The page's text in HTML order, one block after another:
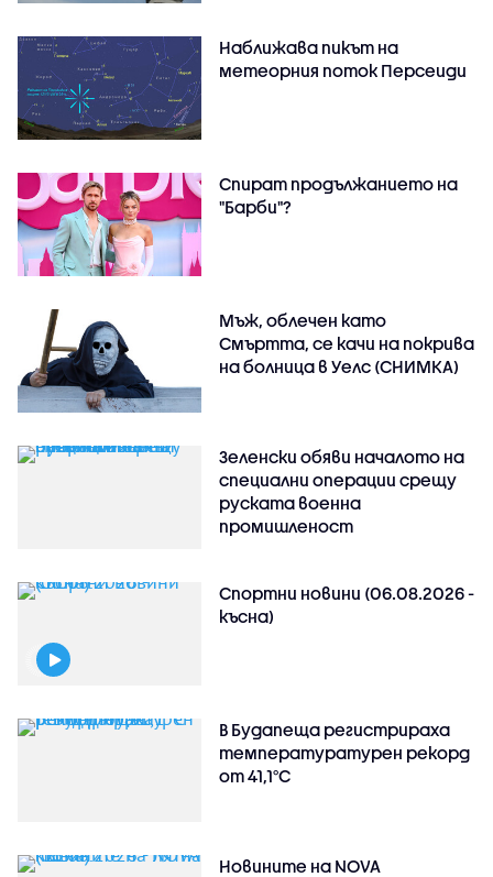
Наближава пикът на
метеорния поток Персеиди
Спират продължанието на
"Барби"?
Мъж, облечен като
Смъртта, се качи на покрива
на болница в Уелс (СНИМКА)
Зеленски обяви началото на
специални операции срещу
руската военна
промишленост
Спортни новини (06.08.2026 -
късна)
В Будапеща регистрираха
температуратурен рекорд
от 41,1°C
Новините на NOVA